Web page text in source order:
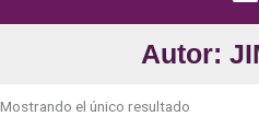
Autor:
Mostrando el único resultado